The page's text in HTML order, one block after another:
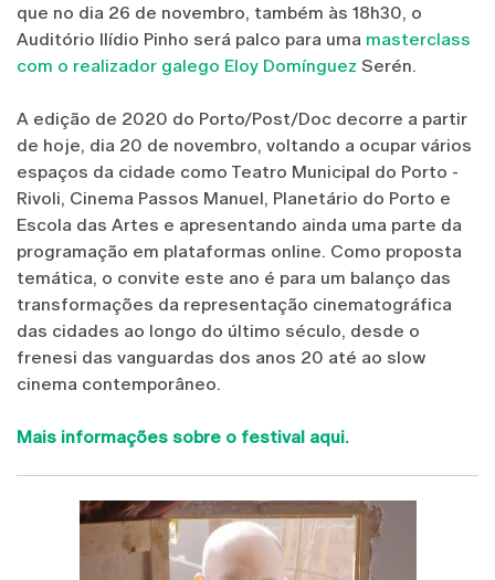
que no dia 26 de novembro, também às 18h30, o
Auditório Ilídio Pinho será palco para uma masterclass
com o realizador galego Eloy Domínguez Serén.
A edição de 2020 do Porto/Post/Doc decorre a partir
de hoje, dia 20 de novembro, voltando a ocupar vários
espaços da cidade como Teatro Municipal do Porto -
Rivoli, Cinema Passos Manuel, Planetário do Porto e
Escola das Artes e apresentando ainda uma parte da
programação em plataformas online. Como proposta
temática, o convite este ano é para um balanço das
transformações da representação cinematográfica
das cidades ao longo do último século, desde o
frenesi das vanguardas dos anos 20 até ao slow
cinema contemporâneo.
Mais informações sobre o festival aqui.